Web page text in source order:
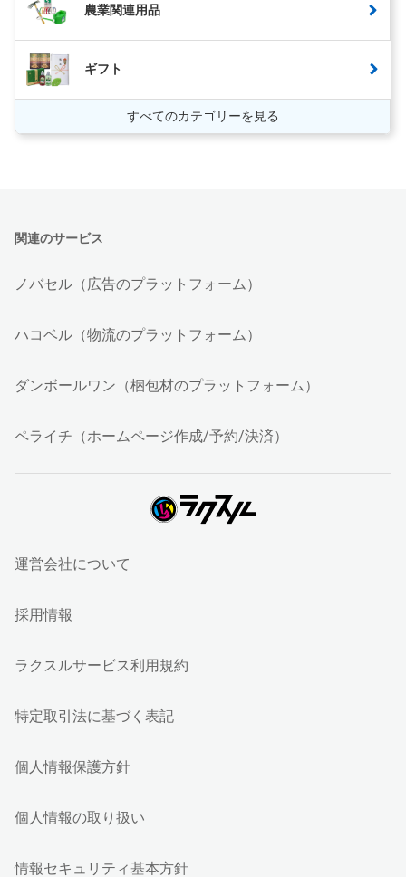
農業関連用品
ギフト
すべてのカテゴリーを見る
関連のサービス
ノバセル（広告のプラットフォーム）
ハコベル（物流のプラットフォーム）
ダンボールワン（梱包材のプラットフォーム）
ペライチ（ホームページ作成/予約/決済）
運営会社について
採用情報
ラクスルサービス利用規約
特定取引法に基づく表記
個人情報保護方針
個人情報の取り扱い
情報セキュリティ基本方針